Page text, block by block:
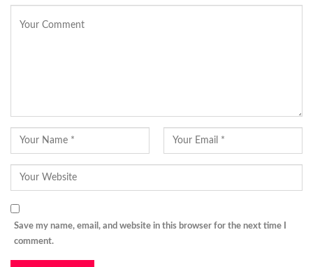
Save my name, email, and website in this browser for the next time I
comment.